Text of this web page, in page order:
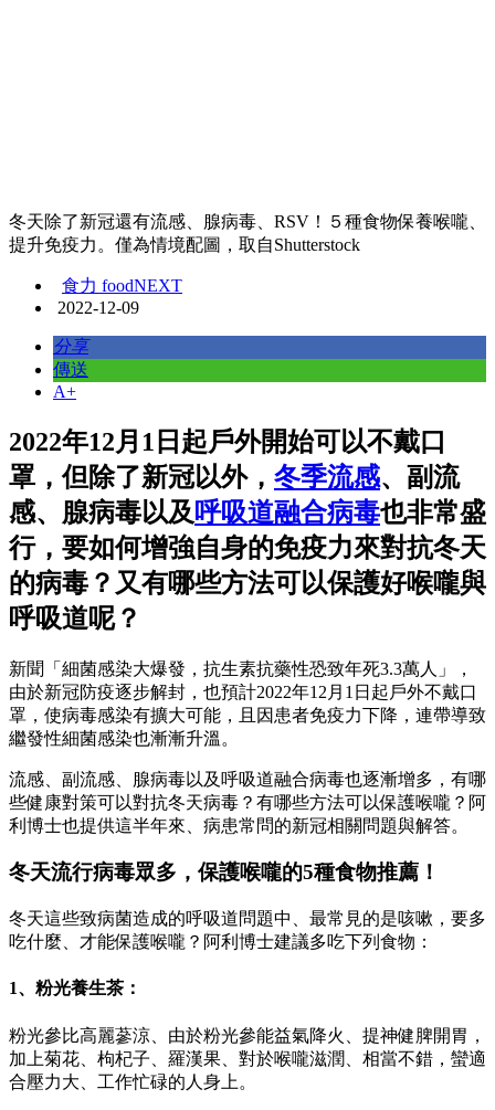
冬天除了新冠還有流感、腺病毒、RSV！５種食物保養喉嚨、
提升免疫力。僅為情境配圖，取自Shutterstock
食力 foodNEXT
2022-12-09
分享
傳送
A+
2022年12月1日起戶外開始可以不戴口
罩，但除了新冠以外， 冬季流感、副流
感、腺病毒以及 呼吸道融合病毒也非常盛
行，要如何增強自身的免疫力來對抗冬天
的病毒？又有哪些方法可以保護好喉嚨與
呼吸道呢？
新聞「細菌感染大爆發，抗生素抗藥性恐致年死3.3萬人」，
由於新冠防疫逐步解封，也預計2022年12月1日起戶外不戴口
罩，使病毒感染有擴大可能，且因患者免疫力下降，連帶導致
繼發性細菌感染也漸漸升溫。
流感、副流感、腺病毒以及呼吸道融合病毒也逐漸增多，有哪
些健康對策可以對抗冬天病毒？有哪些方法可以保護喉嚨？阿
利博士也提供這半年來、病患常問的新冠相關問題與解答。
冬天流行病毒眾多，保護喉嚨的5種食物推薦！
冬天這些致病菌造成的呼吸道問題中、最常見的是咳嗽，要多
吃什麼、才能保護喉嚨？阿利博士建議多吃下列食物：
1、粉光養生茶：
粉光參比高麗蔘涼、由於粉光參能益氣降火、提神健脾開胃，
加上菊花、枸杞子、羅漢果、對於喉嚨滋潤、相當不錯，蠻適
合壓力大、工作忙碌的人身上。